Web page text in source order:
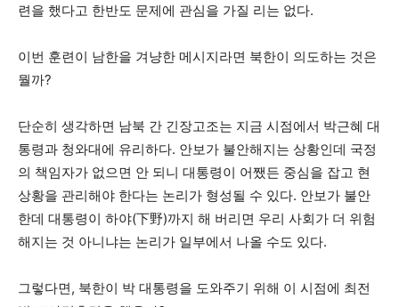
련을 했다고 한반도 문제에 관심을 가질 리는 없다.
이번 훈련이 남한을 겨냥한 메시지라면 북한이 의도하는 것은
뭘까?
단순히 생각하면 남북 간 긴장고조는 지금 시점에서 박근혜 대
통령과 청와대에 유리하다. 안보가 불안해지는 상황인데 국정
의 책임자가 없으면 안 되니 대통령이 어쨌든 중심을 잡고 현
상황을 관리해야 한다는 논리가 형성될 수 있다. 안보가 불안
한데 대통령이 하야(下野)까지 해 버리면 우리 사회가 더 위험
해지는 것 아니냐는 논리가 일부에서 나올 수도 있다.
그렇다면, 북한이 박 대통령을 도와주기 위해 이 시점에 최전